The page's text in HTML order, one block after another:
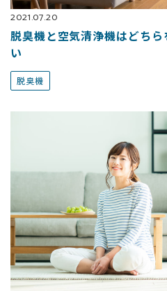
2021.07.20
脱臭機と空気清浄機はどち
い
脱臭機